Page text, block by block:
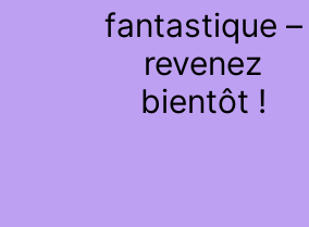
fantastique –
revenez
bientôt !